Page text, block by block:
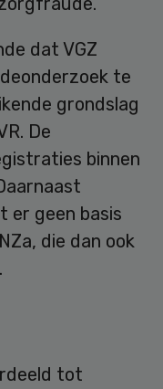
dat VGZ
te
grondslag
De
binnen
er geen basis
die dan ook
tot